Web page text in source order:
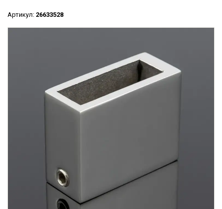
Артикул: 26633528